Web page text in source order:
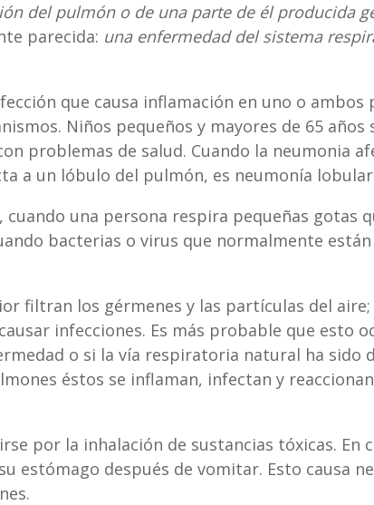
del pulmón o de una parte de él producida
parecida: una enfermedad del sistema
que causa inflamación en uno o
Niños pequeños y mayores de 65
problemas de salud. Cuando la neumonia
a un lóbulo del pulmón, es neumonía lobular
una persona respira pequeñas gotas
bacterias o virus que normalmente
filtran los gérmenes y las partículas del
infecciones. Es más probable que esto
o si la vía respiratoria natural ha
éstos se inflaman, infectan y
por la inhalación de sustancias tóxicas. En
estómago después de vomitar. Esto causa